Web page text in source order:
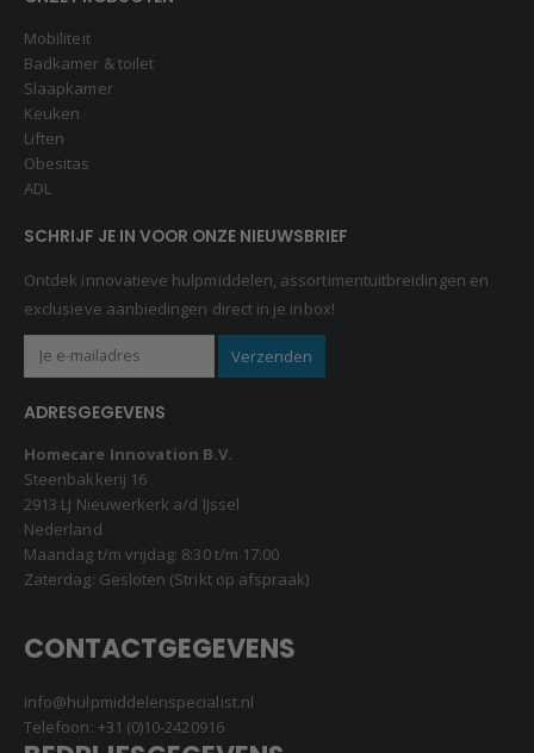
Mobiliteit
Badkamer & toilet
Slaapkamer
Keuken
Liften
Obesitas
ADL
SCHRIJF JE IN VOOR ONZE NIEUWSBRIEF
Ontdek innovatieve hulpmiddelen, assortimentuitbreidingen en
exclusieve aanbiedingen direct in je inbox!
ADRESGEGEVENS
Homecare Innovation B.V.
Steenbakkerij 16
2913 LJ Nieuwerkerk a/d IJssel
Nederland
Maandag t/m vrijdag: 8:30 t/m 17:00
Zaterdag: Gesloten (Strikt op afspraak)
CONTACTGEGEVENS
info@hulpmiddelenspecialist.nl
Telefoon: +31 (0)10-2420916